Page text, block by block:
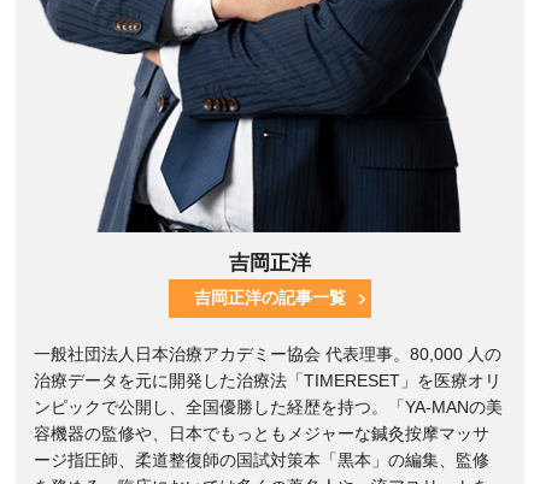
吉岡正洋
吉岡正洋の記事一覧
一般社団法人日本治療アカデミー協会 代表理事。80,000 人の
治療データを元に開発した治療法「TIMERESET」を医療オリ
ンピックで公開し、全国優勝した経歴を持つ。「YA-MANの美
容機器の監修や、日本でもっともメジャーな鍼灸按摩マッサ
ージ指圧師、柔道整復師の国試対策本「黒本」の編集、監修